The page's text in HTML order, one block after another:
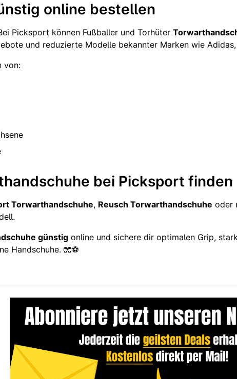
online bestellen
Picksport können Fußballer und Torhüter
und reduzierte Modelle bekannter Marken wie
von:
bei Picksport finden
Torwarthandschuhe, Reusch Torwarthandschuhe oder
günstig online und sichere dir optimalen Grip,
Handschuhe. 🧤⚽